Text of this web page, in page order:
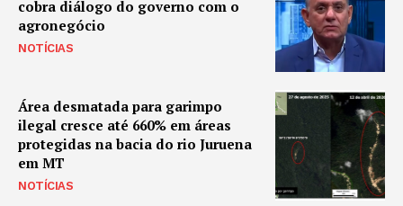
cobra diálogo do governo com o
agronegócio
NOTÍCIAS
Área desmatada para garimpo
ilegal cresce até 660% em áreas
protegidas na bacia do rio Juruena
em MT
NOTÍCIAS